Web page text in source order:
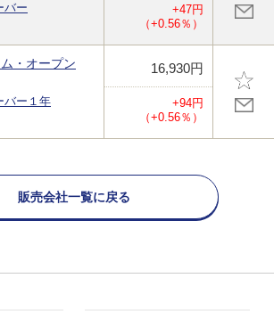
バー
+47円
（+0.56％）
・オープン
バー１年
16,930円
+94円
（+0.56％）
販売会社一覧に戻る